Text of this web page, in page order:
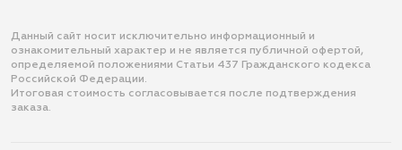
Данный сайт носит исключительно информационный и
ознакомительный характер и не является публичной офертой,
определяемой положениями Статьи 437 Гражданского кодекса
Российской Федерации.
Итоговая стоимость согласовывается после подтверждения
заказа.